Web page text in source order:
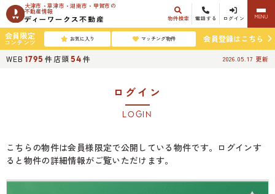
大津市・草津市・湖南市・甲賀市の
不動産情報
物件検索 電話する ログイン MENU
会員限定
コンテンツ お気に入り マッチング物件
会員登録はこちら
WEB 1795 件店頭54 件 2026.05.17 更新
ログイン
LOGIN
こちらの物件は会員様限定で公開している物件です。ログインす
ると物件の詳細情報がご覧いただけます。